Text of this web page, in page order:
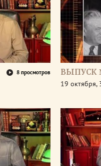
8 просмотров ВЫПУСК
19 октября,